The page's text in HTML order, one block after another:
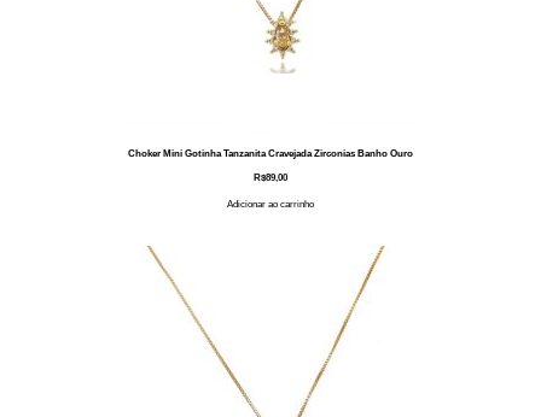
Choker Mini Gotinha Tanzanita Cravejada Zirconias Banho Ouro
R$89,00
Adicionar ao carrinho